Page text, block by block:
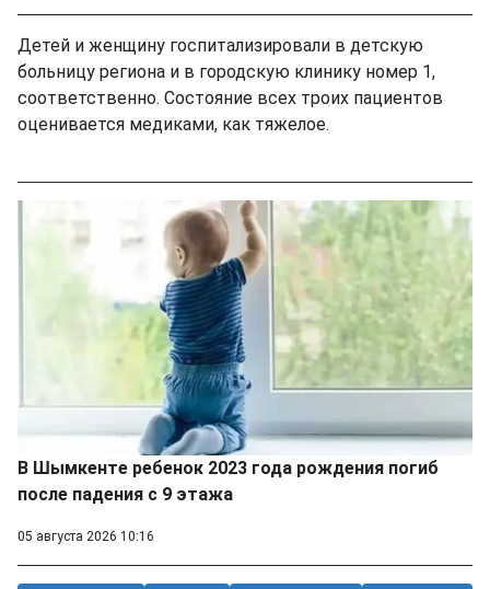
Детей и женщину госпитализировали в детскую
больницу региона и в городскую клинику номер 1,
соответственно. Состояние всех троих пациентов
оценивается медиками, как тяжелое.
В Шымкенте ребенок 2023 года рождения погиб
после падения с 9 этажа
05 августа 2026 10:16